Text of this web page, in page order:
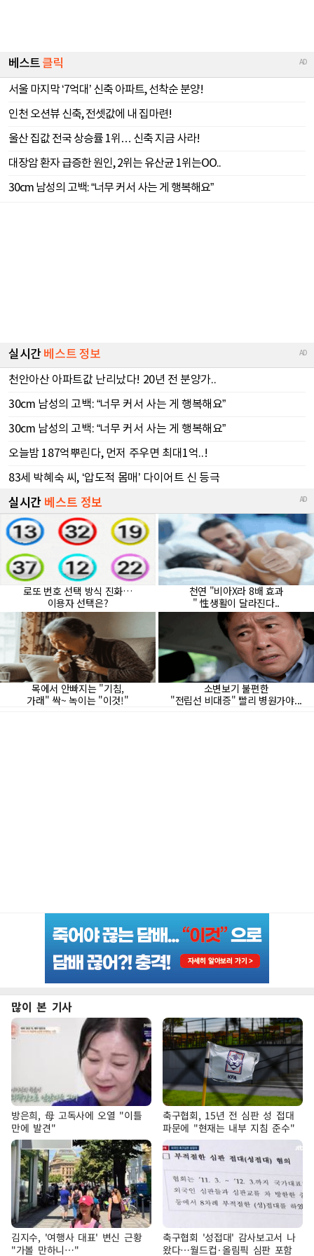
많이 본 기사
방은희, 母 고독사에 오열 "이틀
만에 발견"
축구협회, 15년 전 심판 성 접대
파문에 "현재는 내부 지침 준수"
김지수, '여행사 대표' 변신 근황
"가볼 만하니…"
축구협회 '성접대' 감사보고서 나
왔다…월드컵·올림픽 심판 포함